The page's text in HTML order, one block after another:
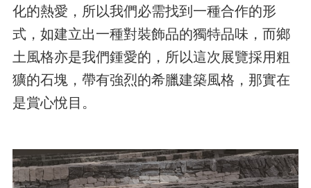
化的熱愛，所以我們必需找到一種合作的形
式，如建立出一種對裝飾品的獨特品味，而鄉
土風格亦是我們鍾愛的，所以這次展覽採用粗
獷的石塊，帶有強烈的希臘建築風格，那實在
是賞心悅目。